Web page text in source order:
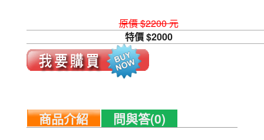
原價 $2200 元
特價 $2000
商品介紹 問與答(0)